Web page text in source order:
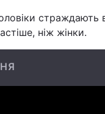
Лайт
страждають
ніж жінки.